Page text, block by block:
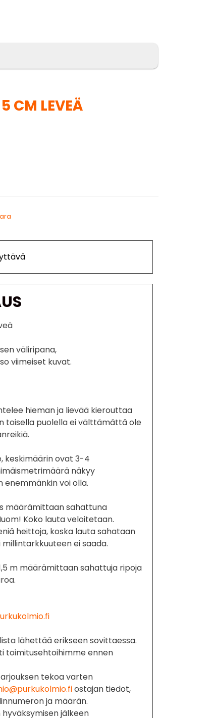
CM LEVEÄ
väliripana,
viimeiset kuvat.
hieman ja lievää kierouttaa
toisella puolella ei välttämättä ole
keskimäärin ovat 3-4
näkyy
enemmänkin voi olla.
määrämittaan sahattuna
Koko lauta veloitetaan.
heittoja, koska lauta sahataan
millintarkkuuteen ei saada.
m määrämittaan sahattuja ripoja
lähettää erikseen sovittaessa.
toimitusehtoihimme ennen
tekoa varten
ostajan tiedot,
ja määrän.
jälkeen